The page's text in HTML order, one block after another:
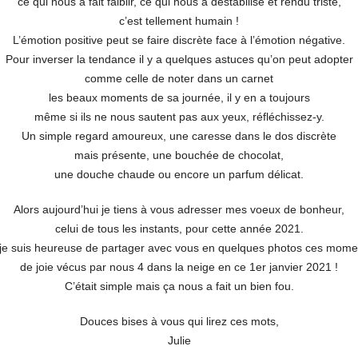
c’est tellement humain !
L’émotion positive peut se faire discrète face à l’émotion négative.
Pour inverser la tendance il y a quelques astuces qu’on peut adopter
comme celle de noter dans un carnet
les beaux moments de sa journée, il y en a toujours
même si ils ne nous sautent pas aux yeux, réfléchissez-y.
Un simple regard amoureux, une caresse dans le dos discrète
mais présente, une bouchée de chocolat,
une douche chaude ou encore un parfum délicat.
Alors aujourd’hui je tiens à vous adresser mes voeux de bonheur,
celui de tous les instants, pour cette année 2021.
suis heureuse de partager avec vous en quelques photos ces
de joie vécus par nous 4 dans la neige en ce 1er janvier 2021 !
C’était simple mais ça nous a fait un bien fou.
Douces bises à vous qui lirez ces mots,
Julie